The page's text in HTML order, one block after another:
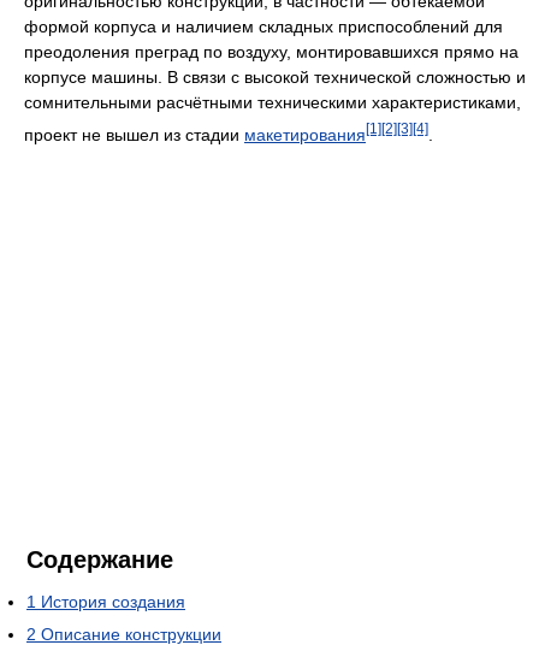
формой корпуса и наличием складных приспособлений для
преодоления преград по воздуху, монтировавшихся прямо на
корпусе машины. В связи с высокой технической сложностью и
сомнительными расчётными техническими характеристиками,
проект не вышел из стадии макетирования[1][2][3][4]
Содержание
1 История создания
2 Описание конструкции